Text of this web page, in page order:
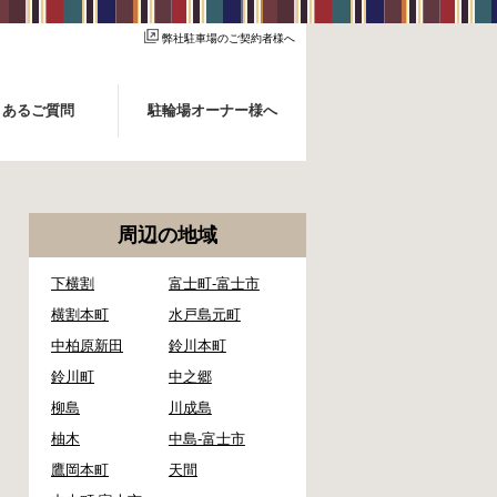
弊社駐車場のご契約者様へ
るご質問 駐輪場オーナー様へ
周辺の地域
下横割
富士町-富士市
横割本町
水戸島元町
中柏原新田
鈴川本町
鈴川町
中之郷
柳島
川成島
柚木
中島-富士市
鷹岡本町
天間